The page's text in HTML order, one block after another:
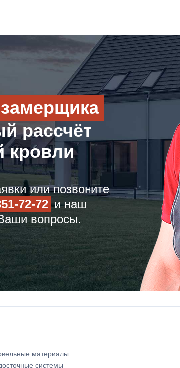
рассчёт
кровли
или позвоните
72-72и наш
вопросы.
материалы
системы